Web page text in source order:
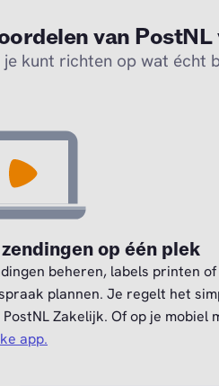
van
kunt richten op wat écht
op één plek
beheren, labels printen of
plannen. Je regelt het
PostNL Zakelijk. Of op je mobiel
app.